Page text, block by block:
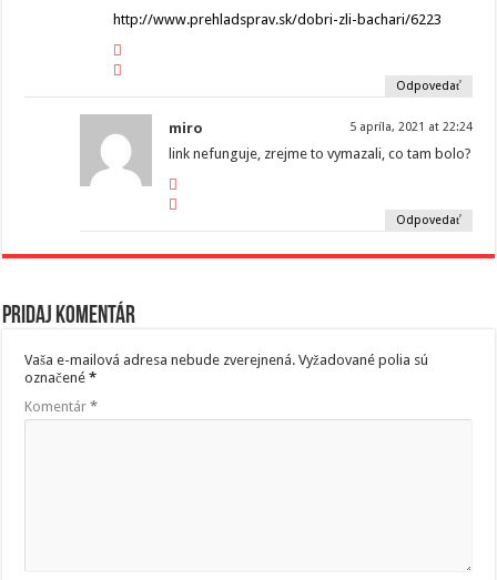
http://www.prehladsprav.sk/dobri-zli-bachari/6223
Odpovedať
miro 5 apríla, 2021 at 22:24
link nefunguje, zrejme to vymazali, co tam bolo?
Odpovedať
Pridaj komentár
Vaša e-mailová adresa nebude zverejnená. Vyžadované polia sú
označené*
Komentár*